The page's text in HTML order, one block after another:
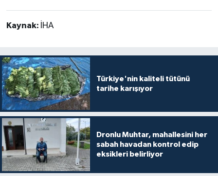
Kaynak: İHA
Türkiye'nin kaliteli tütünü
tarihe karışıyor
Dronlu Muhtar, mahallesini her
sabah havadan kontrol edip
eksikleri belirliyor